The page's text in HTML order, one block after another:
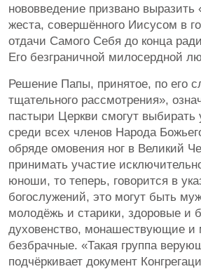
нововведение призвано
жеста, совершённого Иисусом в
отдачи Самого Себя до конца
Его безграничной милосердной
Решение Папы, принятое, по его
тщательного рассмотрения»,
пастыри Церкви смогут выбирать
среди всех членов Народа
обряде омовения ног в Великий
принимать участие
юноши, то теперь, говорится в
богослужений, это могут быть
молодёжь и старики, здоровые и
духовенство, монашествующие и
безбрачные. «Такая группа
подчёркивает документ